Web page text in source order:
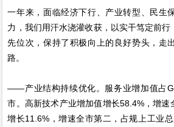
一年来，面临经济下行、产业转型、民生
力，我们用汗水浇灌收获，以实干笃定前
先位次，保持了积极向上的良好势头，走
路。
——产业结构持续优化。服务业增加值占
市。高新技术产业增加值增长58.4%，增速
增长11.6%，增速全市第二，占规上工业